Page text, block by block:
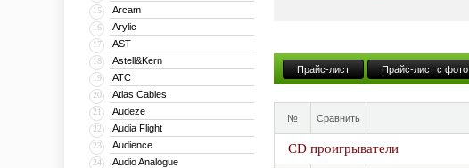
15 Arcam
16 Arylic
17 AST
18 Astell&Kern
19 ATC
20 Atlas Cables
21 Audeze
22 Audia Flight
23 Audience
24 Audio Analogue
Прайс-лист Прайс-лист с фото
№ Сравнить
CD проигрыватели